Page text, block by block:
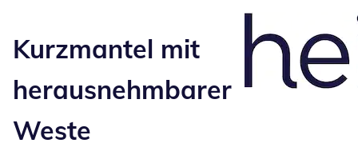
Kurzmantel mit
herausnehmbarer
Weste